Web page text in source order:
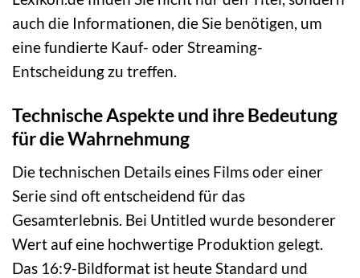
auch die Informationen, die Sie benötigen, um
eine fundierte Kauf- oder Streaming-
Entscheidung zu treffen.
Technische Aspekte und ihre Bedeutung
für die Wahrnehmung
Die technischen Details eines Films oder einer
Serie sind oft entscheidend für das
Gesamterlebnis. Bei Untitled wurde besonderer
Wert auf eine hochwertige Produktion gelegt.
Das 16:9-Bildformat ist heute Standard und